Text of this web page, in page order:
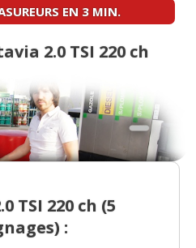
ch Combi rs avec dsg6
EN 3 MIN.
2.0 TSI 220 ch
TSI 220 ch (5
: